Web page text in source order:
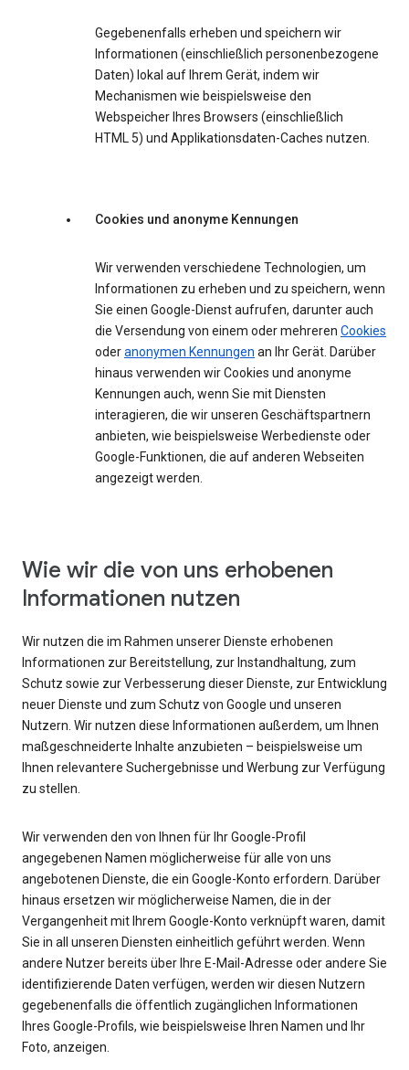
Gegebenenfalls erheben und speichern wir
Informationen (einschließlich personenbezogene
Daten) lokal auf Ihrem Gerät, indem wir
Mechanismen wie beispielsweise den
Webspeicher Ihres Browsers (einschließlich
HTML 5) und Applikationsdaten-Caches nutzen.
Cookies und anonyme Kennungen
Wir verwenden verschiedene Technologien, um
Informationen zu erheben und zu speichern, wenn
Sie einen Google-Dienst aufrufen, darunter auch
die Versendung von einem oder mehreren Cookies
oderanonymen Kennungen an Ihr Gerät. Darüber
hinaus verwenden wir Cookies und anonyme
Kennungen auch, wenn Sie mit Diensten
interagieren, die wir unseren Geschäftspartnern
anbieten, wie beispielsweise Werbedienste oder
Google-Funktionen, die auf anderen Webseiten
angezeigt werden.
Wie wir die von uns erhobenen
Informationen nutzen
Wir nutzen die im Rahmen unserer Dienste erhobenen
Informationen zur Bereitstellung, zur Instandhaltung, zum
Schutz sowie zur Verbesserung dieser Dienste, zur Entwicklung
neuer Dienste und zum Schutz von Google und unseren
Nutzern. Wir nutzen diese Informationen außerdem, um Ihnen
maßgeschneiderte Inhalte anzubieten – beispielsweise um
Ihnen relevantere Suchergebnisse und Werbung zur Verfügung
zu stellen.
Wir verwenden den von Ihnen für Ihr Google-Profil
angegebenen Namen möglicherweise für alle von uns
angebotenen Dienste, die ein Google-Konto erfordern. Darüber
hinaus ersetzen wir möglicherweise Namen, die in der
Vergangenheit mit Ihrem Google-Konto verknüpft waren, damit
Sie in all unseren Diensten einheitlich geführt werden. Wenn
andere Nutzer bereits über Ihre E-Mail-Adresse oder andere Sie
identifizierende Daten verfügen, werden wir diesen Nutzern
gegebenenfalls die öffentlich zugänglichen Informationen
Ihres Google-Profils, wie beispielsweise Ihren Namen und Ihr
Foto, anzeigen.